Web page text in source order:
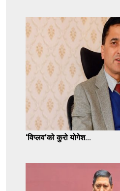
‘विप्लव’को कुरो योगेश...